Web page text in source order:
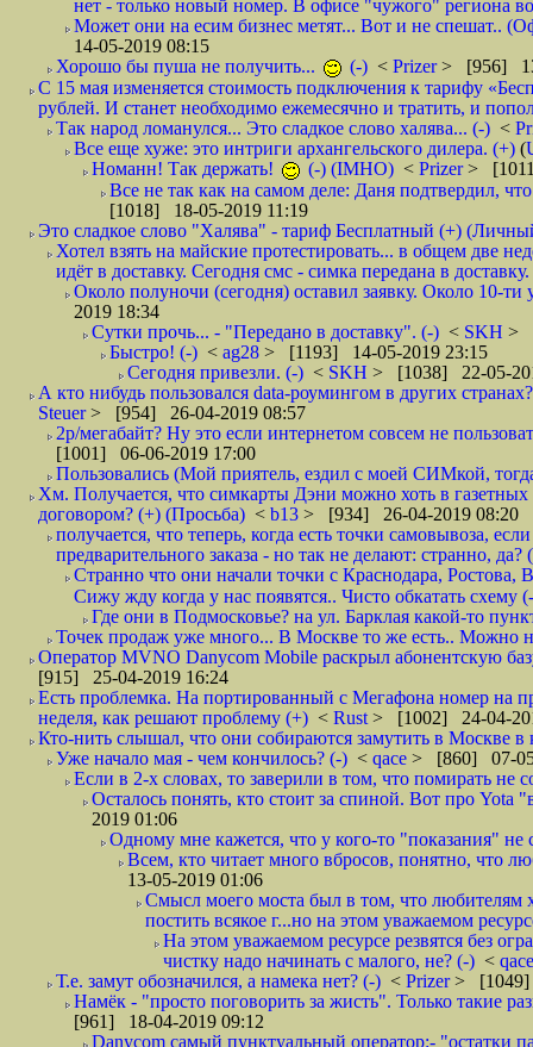
нет - только новый номер. В офисе "чужого" региона
Может они на есим бизнес метят... Вот и не спешат..
14-05-2019 08:15
Хорошо бы пуша не получить...
(-) < Prizer> [956]
С 15 мая изменяется стоимость подключения к тарифу
рублей. И станет необходимо ежемесячно и тратить, и
Так народ ломанулся... Это сладкое слово халява... (-) <
Все еще хуже: это интриги архангельского дилера. (+) (
Номанн! Так держать!
(-) (IMHO) < Prizer>
Все не так как на самом деле: Даня подтвердил,
[1018] 18-05-2019 11:19
Это сладкое слово "Халява" - тариф Бесплатный (+)
Хотел взять на майские протестировать... в общем две
идёт в доставку. Сегодня смс - симка передана в
Около полуночи (сегодня) оставил заявку. Около 10-ти
2019 18:34
Сутки прочь... - "Передано в доставку". (-) < SKH >
Быстро! (-) < ag28 > [1193] 14-05-2019 23:15
Сегодня привезли. (-) < SKH > [1038] 22-05-
А кто нибудь пользовался data-роумингом в других
Steuer> [954] 26-04-2019 08:57
2р/мегабайт? Ну это если интернетом совсем не
[1001] 06-06-2019 17:00
Пользовались (Мой приятель, ездил с моей СИМкой,
Хм. Получается, что симкарты Дэни можно хоть в газетных
договором? (+) (Просьба) < b13 > [934] 26-04-2019 08:20
получается, что теперь, когда есть точки самовывоза,
предварительного заказа - но так не делают: странно, да?
Странно что они начали точки с Краснодара,
Сижу жду когда у нас появятся.. Чисто обкатать схему
Где они в Подмосковье? на ул. Барклая какой-то
Точек продаж уже много... В Москве то же есть.. Можно
Оператор MVNO Danycom Mobile раскрыл абонентскую
[915] 25-04-2019 16:24
Есть проблемка. На портированный с Мегафона номер на
неделя, как решают проблему (+) < Rust > [1002] 24-04-
Кто-нить слышал, что они собираются замутить в Москве в
Уже начало мая - чем кончилось? (-) < qace > [860] 07-
Если в 2-х словах, то заверили в том, что помирать не
Осталось понять, кто стоит за спиной. Вот про Yota
2019 01:06
Одному мне кажется, что у кого-то "показания" не
Всем, кто читает много вбросов, понятно, что
13-05-2019 01:06
Смысл моего моста был в том, что любителям
постить всякое г...но на этом уважаемом
На этом уважаемом ресурсе резвятся без
чистку надо начинать с малого, не? (-) <
Т.е. замут обозначился, а намека нет? (-) < Prizer> [1049]
Намёк - "просто поговорить за жисть". Только такие
[961] 18-04-2019 09:12
Danycom самый пунктуальный оператор:- "остатки